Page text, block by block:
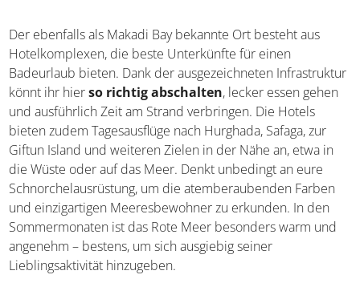
Eine schöne Zeit an der Makadi Bay verbringen
Der ebenfalls als Makadi Bay bekannte Ort besteht aus
Hotelkomplexen, die beste Unterkünfte für einen
Badeurlaub bieten. Dank der ausgezeichneten
Infrastruktur könnt ihr hierso richtig abschalten , lecker
essen gehen und ausführlich Zeit am Strand verbringen.
Die Hotels bieten zudem Tagesausflüge nach Hurghada,
Safaga, zur Giftun Island und weiteren Zielen in der Nähe
an, etwa in die Wüste oder auf das Meer. Denkt
unbedingt an eure Schnorchelausrüstung, um die